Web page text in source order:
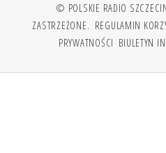
© POLSKIE RADIO
ZASTRZEŻONE. REGULAMIN
PRYWATNOŚCI BIULETYN